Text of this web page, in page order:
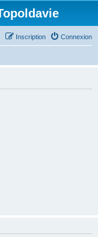
Connexion
Inscription